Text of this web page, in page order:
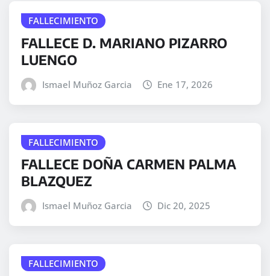
FALLECIMIENTO
FALLECE D. MARIANO PIZARRO
LUENGO
Ismael Muñoz Garcia Ene 17, 2026
FALLECIMIENTO
FALLECE DOÑA CARMEN PALMA
BLAZQUEZ
Ismael Muñoz Garcia Dic 20, 2025
FALLECIMIENTO